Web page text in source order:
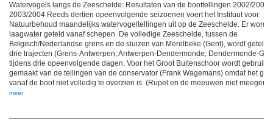
Watervogels langs de Zeeschelde: Resultaten van de boottellingen 2002/2003
2003/2004 Reeds dertien opeenvolgende seizoenen voert het Instituut voor
Natuurbehoud maandelijks watervogeltellingen uit op de Zeeschelde. Er wordt
laagwater geteld vanaf schepen. De volledige Zeeschelde, tussen de
Belgisch/Nederlandse grens en de sluizen van Merelbeke (Gent), wordt geteld
drie trajecten (Grens-Antwerpen; Antwerpen-Dendermonde; Dendermonde-
tijdens drie opeenvolgende dagen. Voor het Groot Buitenschoor wordt gebruik
gemaakt van de tellingen van de conservator (Frank Wagemans) omdat het
vanaf de boot niet volledig te overzien is. (Rupel en de meeuwen niet
meer